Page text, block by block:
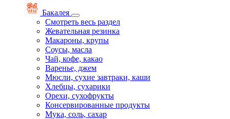
Бакалея
Смотреть весь раздел
Жевательная резинка
Макароны, крупы
Соусы, масла
Чай, кофе, какао
Варенье, джем
Мюсли, сухие завтраки, каши
Хлебцы, сухарики
Орехи, сухофрукты
Консервированные продукты
Мука, соль, сахар